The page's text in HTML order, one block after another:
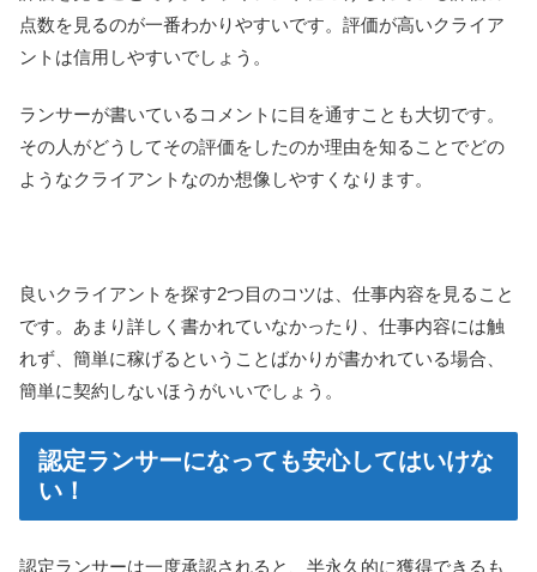
点数を見るのが一番わかりやすいです。評価が高いクライア
ントは信用しやすいでしょう。
ランサーが書いているコメントに目を通すことも大切です。
その人がどうしてその評価をしたのか理由を知ることでどの
ようなクライアントなのか想像しやすくなります。
良いクライアントを探す2つ目のコツは、仕事内容を見ること
です。あまり詳しく書かれていなかったり、仕事内容には触
れず、簡単に稼げるということばかりが書かれている場合、
簡単に契約しないほうがいいでしょう。
認定ランサーになっても安心してはいけな
い！
認定ランサーは一度承認されると、半永久的に獲得できるも